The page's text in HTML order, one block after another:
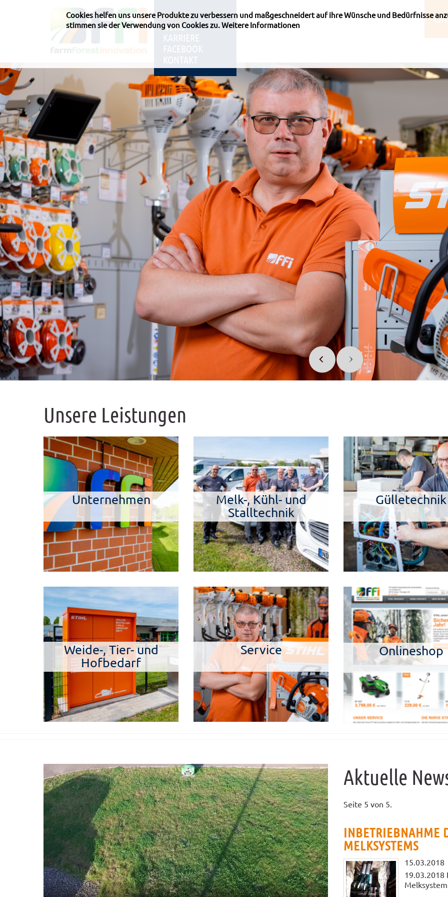
Cookies helfen uns unsere Produkte zu verbessern und maßgeschneidert auf ihre Wünsche und Bedürfnisse
stimmen sie der Verwendung von Cookies zu.Weitere Informationen
HOME
NEWS
Unsere Leistungen
Unternehmen
Melk-, Kühl- und
Stalltechnik
Gülletechnik
Weide-, Tier- und
Hofbedarf
Service Onlineshop
Video
Aktuelle
Seite 5 von 5.
INBETRIEBNAHME
MELKSYSTEMS
15.03.2018
19.03.2018